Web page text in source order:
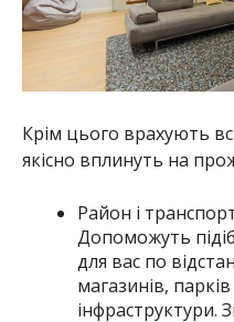
Крім цього врахують
якісно вплинуть на
Район і
Допоможуть
для вас по
магазинів, парків
інфраструктури.